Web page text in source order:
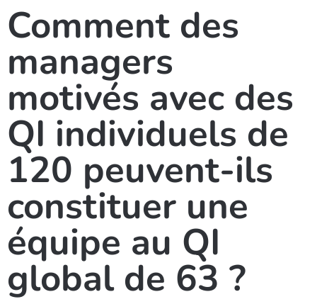
Comment des
managers
motivés avec des
QI individuels de
120 peuvent-ils
constituer une
équipe au QI
global de 63 ?